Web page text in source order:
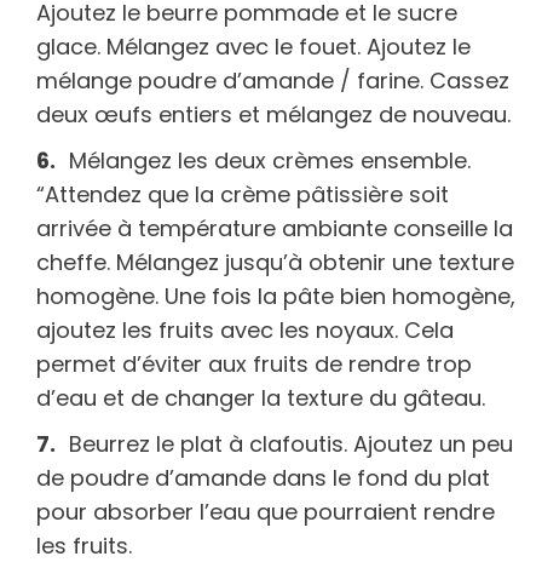
Ajoutez le beurre pommade et le sucre
glace. Mélangez avec le fouet. Ajoutez le
mélange poudre d’amande / farine. Cassez
deux œufs entiers et mélangez de nouveau.
Mélangez les deux crèmes ensemble.
“Attendez que la crème pâtissière soit
arrivée à température ambiante conseille la
cheffe. Mélangez jusqu’à obtenir une texture
homogène. Une fois la pâte bien homogène,
ajoutez les fruits avec les noyaux. Cela
permet d’éviter aux fruits de rendre trop
d’eau et de changer la texture du gâteau.
Beurrez le plat à clafoutis. Ajoutez un peu
de poudre d’amande dans le fond du plat
pour absorber l’eau que pourraient rendre
les fruits.